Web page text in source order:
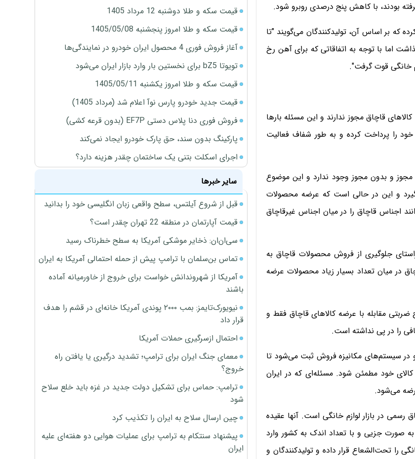
که بر اساس آن، تولیدکنندگان می‌گویند "تا
اما با توجه به اتفاقاتی که برای آهن رخ
خانگی قوت گرفت".
از 90 درصد توزیع‌کنندگان کالاهای قاچاق مجوز ندارند و این مسئله بارها
را پرداخت کرده و به طور شفاف فعالیت
مجوز و بدون مجوز وجود ندارد و این موضوع
و این در حالی است که عرضه محصولات
اجناس قاچاق را در میان اجناس غیرقاچاق
جلوگیری از فروش محصولات قاچاق به
در میان تعداد بسیار زیاد محصولات عرضه
ضربتی مقابله با عرضه کالاهای قاچاق فقط و
را در پی نداشته است.
در سیستم‌های مکانیزه فروش ثبت می‌شود تا
خود مطمئن شود. مسئله‌ای که در ایران
می‌شود.
رسمی در بازار لوازم خانگی است. آنها عقیده
به صورت جزیی و با تعداد اندک به کشور وارد
را تحت‌الشعاع قرار داده و تولیدکنندگان و
قیمت سکه و طلا دوشنبه 12 مرداد 1405
قیمت سکه و طلا امروز پنجشنبه 1405/05/08
آغاز فروش فوری 4 محصول ایران خودرو در نمایندگی‌ها
تویوتا bZ5 برای نخستین بار وارد بازار ایران می‌شود
قیمت سکه و طلا امروز یکشنبه 1405/05/11
قیمت جدید خودرو پارس نوآ اعلام شد (مرداد 1405)
فروش فوری دنا پلاس دستی EF7P (بدون قرعه کشی)
پارکینگ بدون سند، حق پارک خودرو ایجاد نمی‌کند
اجرای اسکلت بتنی یک ساختمان چقدر هزینه دارد؟
سایر خبرها
قبل از شروع آیلتس، سطح واقعی زبان انگلیسی خود را بدانید
قیمت آپارتمان در منطقه 22 تهران چقدر است؟
سی‌ان‌ان: ذخایر موشکی آمریکا به سطح خطرناک رسید
تماس بن‌سلمان با ترامپ پیش از حمله احتمالی آمریکا به ایران
آمریکا از شهروندانش خواست برای خروج از خاورمیانه آماده
باشند
نیویورک‌تایمز: بمب ۲۰۰۰ پوندی آمریکا خانه‌ای در قشم را هدف
قرار داد
احتمال ازسرگیری حملات آمریکا
معمای جنگ ایران برای ترامپ؛ تشدید درگیری یا یافتن راه
خروج؟
ترامپ: حماس برای تشکیل دولت جدید در غزه باید خلع سلاح
شود
چین ارسال سلاح به ایران را تکذیب کرد
پیشنهاد سنتکام به ترامپ برای عملیات هوایی دو هفته‌ای علیه
ایران